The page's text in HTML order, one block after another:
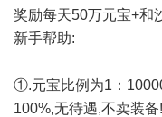
奖励每天50万元宝+和
新手帮助:
①.元宝比例为1：
100%,无待遇,不卖装备!